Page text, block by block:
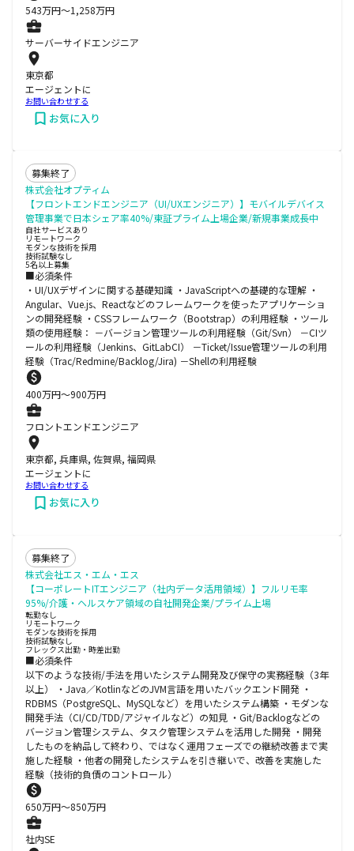
543万円〜1,258万円
サーバーサイドエンジニア
東京都
エージェントに
お問い合わせする
お気に入り
募集終了
株式会社オプティム
【フロントエンドエンジニア（UI/UXエンジニア）】モバイルデバイス
管理事業で日本シェア率40%/東証プライム上場企業/新規事業成長中
自社サービスあり
リモートワーク
モダンな技術を採用
技術試験なし
5名以上募集
■必須条件
・UI/UXデザインに関する基礎知識 ・JavaScriptへの基礎的な理解 ・
Angular、Vue.js、Reactなどのフレームワークを使ったアプリケーショ
ンの開発経験 ・CSSフレームワーク（Bootstrap）の利用経験 ・ツール
類の使用経験： －バージョン管理ツールの利用経験（Git/Svn） －CIツ
ールの利用経験（Jenkins、GitLabCI） －Ticket/Issue管理ツールの利用
経験（Trac/Redmine/Backlog/Jira) －Shellの利用経験
400万円〜900万円
フロントエンドエンジニア
東京都, 兵庫県, 佐賀県, 福岡県
エージェントに
お問い合わせする
お気に入り
募集終了
株式会社エス・エム・エス
【コーポレートITエンジニア（社内データ活用領域）】フルリモ率
95%/介護・ヘルスケア領域の自社開発企業/プライム上場
転勤なし
リモートワーク
モダンな技術を採用
技術試験なし
フレックス出勤・時差出勤
■必須条件
以下のような技術/手法を用いたシステム開発及び保守の実務経験（3年
以上） ・Java／KotlinなどのJVM言語を用いたバックエンド開発 ・
RDBMS（PostgreSQL、MySQLなど）を用いたシステム構築 ・モダンな
開発手法（CI/CD/TDD/アジャイルなど）の知見 ・Git/Backlogなどの
バージョン管理システム、タスク管理システムを活用した開発 ・開発
したものを納品して終わり、ではなく運用フェーズでの継続改善まで実
施した経験 ・他者の開発したシステムを引き継いで、改善を実施した
経験（技術的負債のコントロール）
650万円〜850万円
社内SE